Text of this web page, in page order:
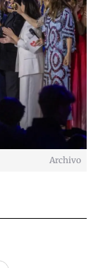
Archivo